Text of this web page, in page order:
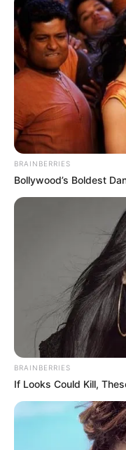
BRAINBERRIES
Bollywood’s Boldest
BRAINBERRIES
If Looks Could Kill,